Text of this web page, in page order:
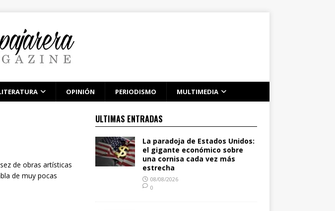
OPINIÓN PERIODISMO MULTIMEDIA
de obras artísticas
de muy pocas
ULTIMAS ENTRADAS
La paradoja de Estados Unidos:
el gigante económico sobre
una cornisa cada vez más
estrecha
08/08/2026
0